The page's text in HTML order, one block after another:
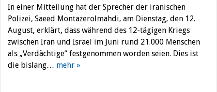
In einer Mitteilung hat der Sprecher der iranischen
Polizei, Saeed Montazerolmahdi, am Dienstag, den 12.
August, erklärt, dass während des 12-tägigen Kriegs
zwischen Iran und Israel im Juni rund 21.000 Menschen
als „Verdächtige“ festgenommen worden seien. Dies ist
die bislang… mehr »